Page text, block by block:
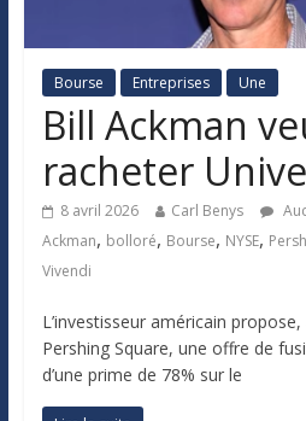
Bourse Entreprises Une
Bill Ackman
racheter
8 avril 2026 Carl Benys
Ackman, bolloré, Bourse, NYSE,
Vivendi
L’investisseur américain
Pershing Square, une offre de
d’une prime de 78% sur le